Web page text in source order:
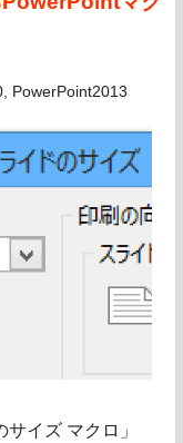
PowerPoint2013
イズ マクロ」